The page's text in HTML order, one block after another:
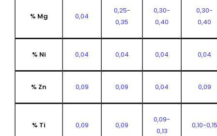
% Mg 0,04
0,25-
0,35
0,30-
0,40
0,30-
0,40
% Ni 0,04 0,04 0,04 0,04
% Zn 0,09 0,09 0,04 0,09
% Ti 0,09 0,09
0,09-
0,13
0,10-0,15